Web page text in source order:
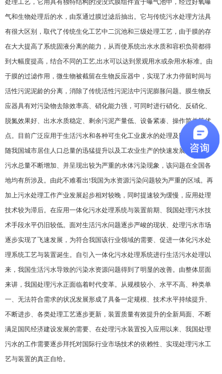
处理工艺，它用具有独特结构的浸没式膜组件置于曝气池中，经过好氧曝
气和生物处理后的水，由泵通过膜过滤后抽出。它与传统污水处理方法具
有很大区别，取代了传统生化工艺中二沉池和三级处理工艺，由于膜的存
在大大提高了系统固液分离的能力，从而使系统出水水质和容积负荷都得
到大幅度提高，结合不同的工艺,出水可以达到景观用水或杂用水标准。由
于膜的过滤作用，微生物被截留在生物反应器中，实现了水力停留时间与
活性污泥泥龄的分离，消除了传统活性污泥法中污泥膨胀问题。膜生物反
应器具有对污染物去除效率高、硝化能力强，可同时进行硝化、反硝化、
脱氮效果好、出水水质稳定、剩余污泥产量低、设备紧凑、操作简单等优
点。目前广泛应用于生活污水和各种可生化工业废水的处理及回用中。伴
随我国城市居住人口总量的迅猛提升以及工农业生产的快速发展，令排放
污水总量不断增加、并呈现出较为严重的水体污染现象，该问题在全国各
地均有所涉及。由此不难看出!我国为水资源污染问题较为严重的区域。再
加上污水处理工作产业发展起步相对较晚，同时提速较为缓慢，应用处理
技术较为滞后。在应用一体化污水处理系统与装置前期、我国处理污水技
术手段水平仍旧较低。面对生活污水问题逐步严峻的现状、处理污水市场
逐步实现了飞速发展，为符合我国该行业领域的需要、促进一体化污水处
理系统工艺与装置诞生。自引入一体化污水处理系统进行生活污水处理以
来，我国生活污水导致的污染水资源问题得到了明显的改善。由整体层面
来讲，我国处理污水正面临着时代变革。从规模较小、水平不高、种类单
一、无法符合需求的状况发展形成了具备一定规模、技术水平持续提升、
不断进步、各类处理工艺逐步更新，装置质量有效提升的全新局面、不断
满足国民经济建设发展的需要、在处理污水装置投入应用以来、我国处理
污水的工作需要逐步拜托对国际行业市场技术的依赖性、实现处理污水工
艺与装置的真正自给。